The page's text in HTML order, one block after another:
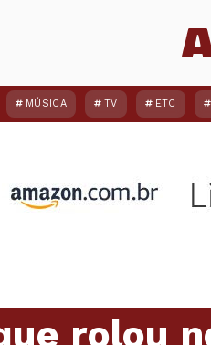
MÚSICA TV ETC
rolou